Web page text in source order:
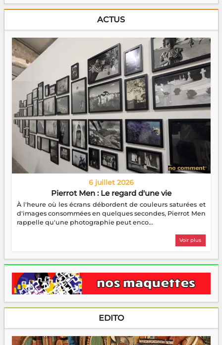
ACTUS
6 juillet 2026
Pierrot Men : Le regard d'une vie
À l'heure où les écrans débordent de couleurs saturées et
d'images consommées en quelques secondes, Pierrot Men
rappelle qu'une photographie peut enco...
Voir plus
EDITO